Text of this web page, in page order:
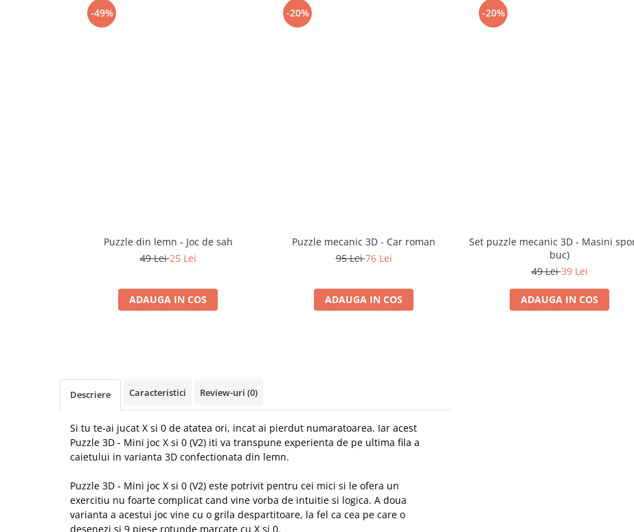
-49%
Puzzle din lemn - Joc de sah
49 Lei25 Lei
ADAUGA IN COS
-20%
Puzzle mecanic 3D - Car roman
95 Lei76 Lei
ADAUGA IN COS
-20%
Set puzzle mecanic 3D - Masini
buc)
49 Lei39 Lei
ADAUGA IN COS
Descriere Caracteristici Review-uri (0)
Si tu te-ai jucat X si 0 de atatea ori, incat ai pierdut numaratoarea. Iar acest
Puzzle 3D - Mini joc X si 0 (V2) iti va transpune experienta de pe ultima fila a
caietului in varianta 3D confectionata din lemn.
Puzzle 3D - Mini joc X si 0 (V2) este potrivit pentru cei mici si le ofera un
exercitiu nu foarte complicat cand vine vorba de intuitie si logica. A doua
varianta a acestui joc vine cu o grila despartitoare, la fel ca cea pe care o
desenezi si 9 piese rotunde marcate cu X si 0.